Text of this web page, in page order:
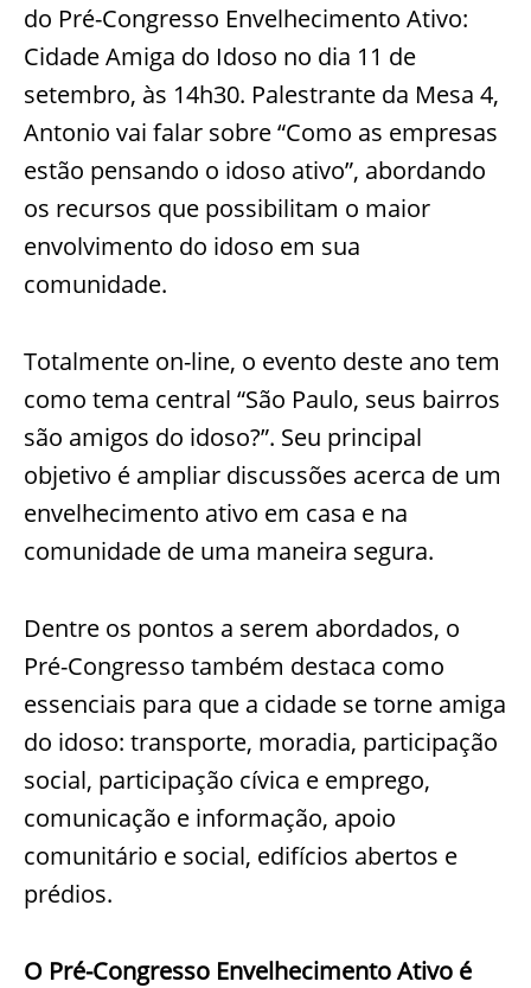
do Pré-Congresso Envelhecimento Ativo:
Cidade Amiga do Idoso no dia 11 de
setembro, às 14h30. Palestrante da Mesa 4,
Antonio vai falar sobre “Como as empresas
estão pensando o idoso ativo”, abordando
os recursos que possibilitam o maior
envolvimento do idoso em sua
comunidade.
Totalmente on-line, o evento deste ano tem
como tema central “São Paulo, seus bairros
são amigos do idoso?”. Seu principal
objetivo é ampliar discussões acerca de um
envelhecimento ativo em casa e na
comunidade de uma maneira segura.
Dentre os pontos a serem abordados, o
Pré-Congresso também destaca como
essenciais para que a cidade se torne amiga
do idoso: transporte, moradia, participação
social, participação cívica e emprego,
comunicação e informação, apoio
comunitário e social, edifícios abertos e
prédios.
O Pré-Congresso Envelhecimento Ativo é